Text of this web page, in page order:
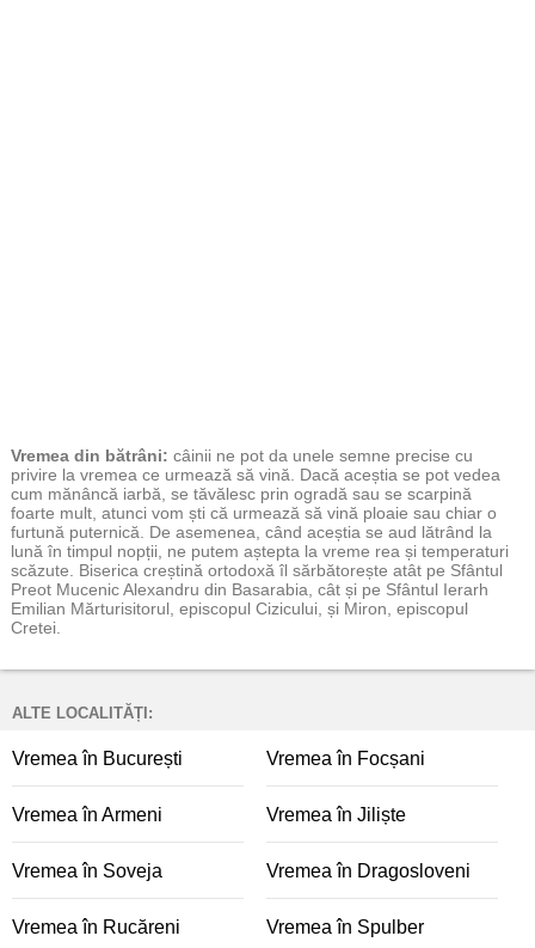
Vremea din bătrâni: câinii ne pot da unele semne precise cu
privire la vremea ce urmează să vină. Dacă aceștia se pot vedea
cum mănâncă iarbă, se tăvălesc prin ogradă sau se scarpină
foarte mult, atunci vom ști că urmează să vină ploaie sau chiar o
furtună puternică. De asemenea, când aceștia se aud lătrând la
lună în timpul nopții, ne putem aștepta la vreme rea și temperaturi
scăzute. Biserica creștină ortodoxă îl sărbătorește atât pe Sfântul
Preot Mucenic Alexandru din Basarabia, cât și pe Sfântul Ierarh
Emilian Mărturisitorul, episcopul Cizicului, și Miron, episcopul
Cretei.
ALTE LOCALITĂȚI:
Vremea în București Vremea în Focșani
Vremea în Armeni Vremea în Jiliște
Vremea în Soveja Vremea în Dragosloveni
Vremea în Rucăreni Vremea în Spulber